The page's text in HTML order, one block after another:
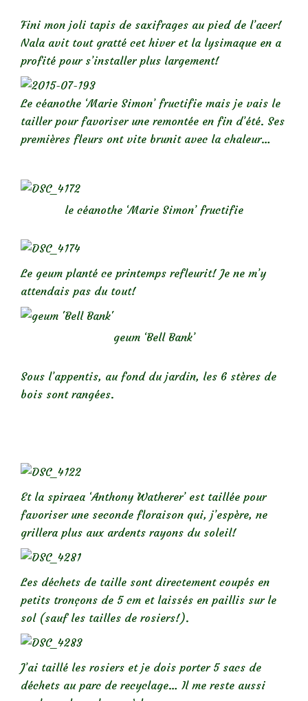
Fini mon joli tapis de saxifrages au pied de l’acer!
Nala avit tout gratté cet hiver et la lysimaque en a
profité pour s’installer plus largement!
Le céanothe ‘Marie Simon’ fructifie mais je vais le
tailler pour favoriser une remontée en fin d’été. Ses
premières fleurs ont vite brunit avec la chaleur…
le céanothe ‘Marie Simon’ fructifie
Le geum planté ce printemps refleurit! Je ne m’y
attendais pas du tout!
geum ‘Bell Bank’
Sous l’appentis, au fond du jardin, les 6 stères de
bois sont rangées.
Et la spiraea ‘Anthony Watherer’ est taillée pour
favoriser une seconde floraison qui, j’espère, ne
grillera plus aux ardents rayons du soleil!
Les déchets de taille sont directement coupés en
petits tronçons de 5 cm et laissés en paillis sur le
sol (sauf les tailles de rosiers!).
J’ai taillé les rosiers et je dois porter 5 sacs de
déchets au parc de recyclage… Il me reste aussi